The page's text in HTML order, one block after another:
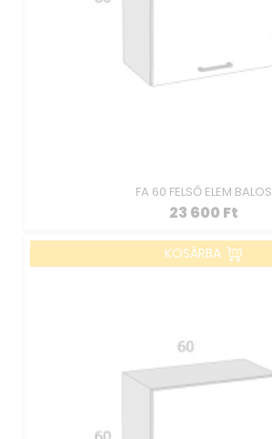
FA 60 FELSŐ ELEM BALOS
23 600 Ft
KOSÁRBA